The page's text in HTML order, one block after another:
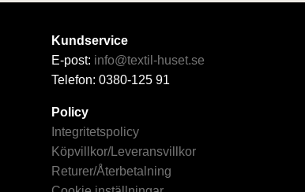
Kundservice
E-post: info@textil-huset.se
Telefon: 0380-125 91
Policy
Integritetspolicy
Köpvillkor/Leveransvillkor
Returer/Återbetalning